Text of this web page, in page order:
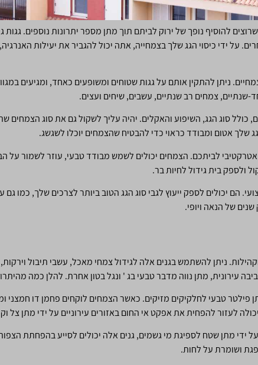
להוסיף נופך של ירוק לביתם תוך מתן מספר יתרונות נוספים.
על ידי כיסוי הגג שלך בצמחייה, אתה יכול להגביר את יעילות
צמחיים. ניתן להתקין אותם על גגות שטוחים ומשופעים כאחד, ומגיעים
שנתיים, צמחים רב שנתיים, עשבים, שיחים ועצים.
סוג הגג, השיפוע והאקלים. יהיה עליך לשקול גם את סוג הצמחים
שלך אטום ומבודד כראוי כדי להבטיח שהצמחים יוכלו לשגשג.
אטרקטיבי לביתכם. הצמחים יכולים לשמש מבודד טבעי, עוזר לשמור על
ולספק בית גידול לחיות בר.
הם יכולים לספק ייעוץ לגבי סוג הגג הטוב ביותר לצרכים שלך, כמו גם
של הנאה ויופי.
ניתן להשתמש בגנים אלה לגידול צמחי מאכל, עשבי תיבול
עירונית, מתן נווה מדבר טבעי בג ' ונגל בטון אחרת. להלן כמה
פילטר טבעי לחלקיקים מזיקים. כאשר הצמחים לוקחים פחמן דו חמצני
לעזור להפחית את אפקט אי החום באזורים עירוניים על ידי מתן צל
ידי מתן שטח לספיגת מי גשמים, גנים אלה יכולים לסייע בהפחתת
ושומרת על לחות.